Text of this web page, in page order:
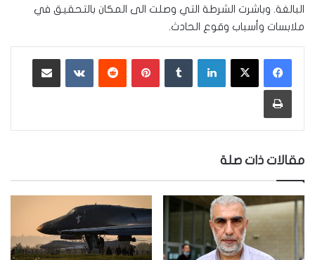
البالغة. وباشرت الشرطة التي وصلت الى المكان بالتحقيق في
ملابسات وأسباب وقوع الحادث.
لينكدإن بينتيريست ‏VKontakte
طباعة
مقالات ذات صلة